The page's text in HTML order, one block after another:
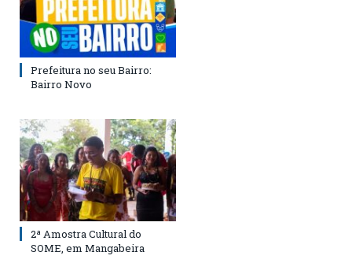
Prefeitura no seu Bairro:
Bairro Novo
2ª Amostra Cultural do
SOME, em Mangabeira